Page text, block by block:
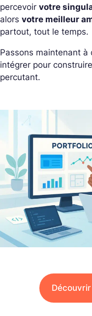
percevoir votre
alors votre meilleur
partout, tout le temps.
Passons maintenant à
intégrer pour
percutant.